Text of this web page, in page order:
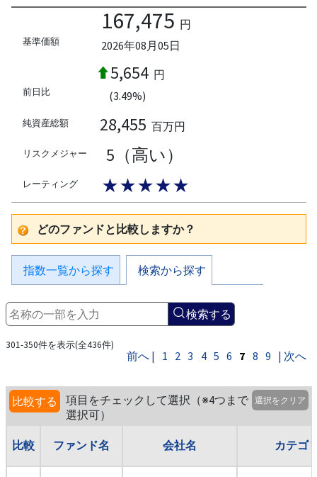
基準価額
167,475 円
2026年08月05日
前日比
5,654 円
(3.49%)
純資産総額 28,455 百万円
リスクメジャー 5（高い）
レーティング ★★★★★
どのファンドと比較しますか？
指数一覧から探す 検索から探す
検索する
301-350件を表示(全436件)
前へ | 1 2 3 4 5 6 7 8 9 | 次へ
比較する
項目をチェックして選択（※4つまで
選択可）
選択をクリア
比較 ファンド名 会社名 カテゴ